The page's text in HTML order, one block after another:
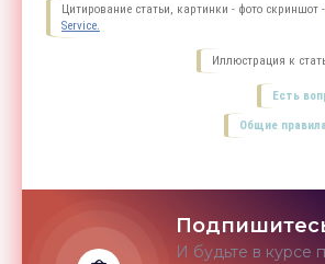
Цитирование статьи, картинки - фото скриншот -
Service.
Иллюстрация к
Есть
Общие правила
И будьте в курсе